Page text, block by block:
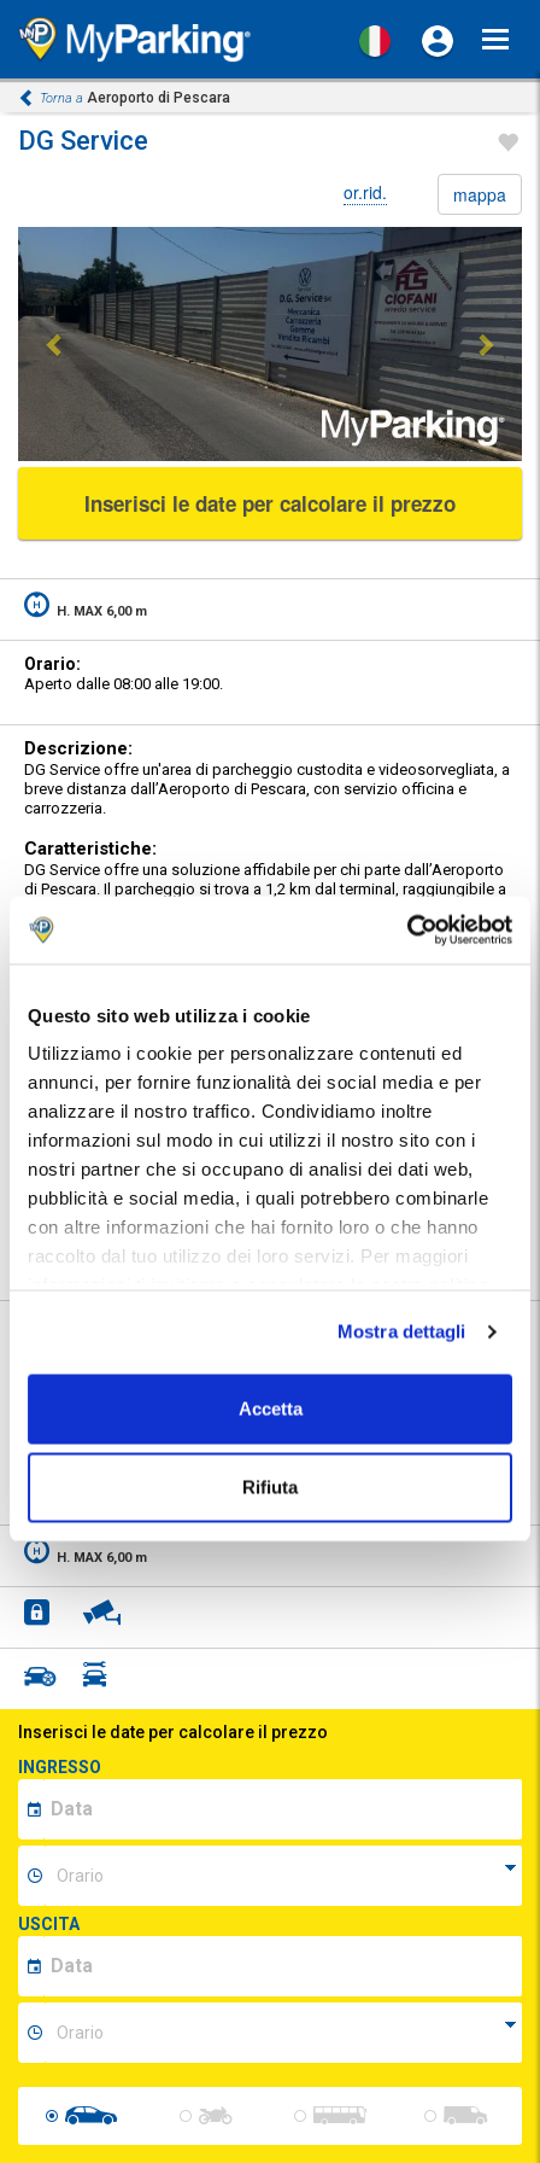
Questo sito web utilizza i cookie
Utilizziamo i cookie per personalizzare contenuti ed
annunci, per fornire funzionalità dei social media e per
analizzare il nostro traffico. Condividiamo inoltre
informazioni sul modo in cui utilizzi il nostro sito con i
nostri partner che si occupano di analisi dei dati web,
pubblicità e social media, i quali potrebbero combinarle
con altre informazioni che hai fornito loro o che hanno
raccolto dal tuo utilizzo dei loro servizi. Per maggiori
Mostra dettagli
Accetta
Rifiuta
Torna a Aeroporto di Pescara
DG Service
or.rid. mappa
Previous Next
Inserisci le date per calcolare il prezzo
H. MAX 6,00 m
Orario:
Aperto dalle 08:00 alle 19:00.
Descrizione:
DG Service offre un'area di parcheggio custodita e videosorvegliata, a
breve distanza dall’Aeroporto di Pescara, con servizio officina e
carrozzeria.
Caratteristiche:
DG Service offre una soluzione affidabile per chi parte dall’Aeroporto
di Pescara. Il parcheggio si trova a 1,2 km dal terminal, raggiungibile a
tranquillità durante il viaggio. L’area di sosta è recintata, custodita e
videosorvegliata.
significa che, mentre sei in viaggio, puoi approfittare per effettuare
interventi di manutenzione, controlli o piccole riparazioni, ottimizzando
tempo e costi.
La combinazione tra posizione, sicurezza e servizi professionali
aggiuntivi rende DG Service una buona scelta per chi cerca un
parcheggio vicino all’aeroporto senza rinunciare a qualità e tranquillità.
Posizione:
Troverai indirizzo e numeri telefonici del parcheggio nella conferma
prenotazione MyParking. Utilizza la mappa per conoscere la posizione
custodito, cctv
H. MAX 6,00 m
Inserisci le date per calcolare il prezzo
INGRESSO
USCITA